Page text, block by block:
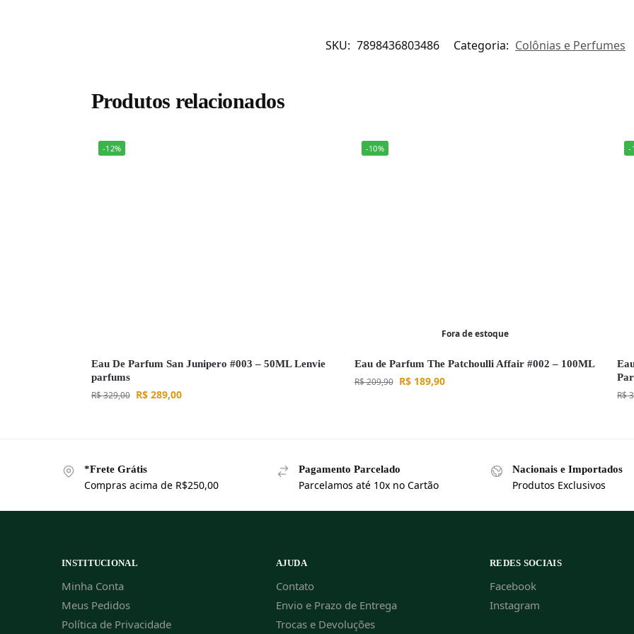
SKU: 7898436803486 Categoria: Colônias e Perfumes
Produtos relacionados
-12%
Eau De Parfum San Junipero #003 – 50ML Lenvie
parfums
R$329,00 R$289,00
-10%
Fora de estoque
Eau de Parfum The Patchoulli Affair #002 – 100ML
R$209,90 R$189,90
-
R$
*Frete Grátis
Compras acima de R$250,00
Pagamento Parcelado
Parcelamos até 10x no Cartão
Nacionais e Importados
Produtos Exclusivos
INSTITUCIONAL
Minha Conta
Meus Pedidos
Política de Privacidade
AJUDA
Contato
Envio e Prazo de Entrega
Trocas e Devoluções
REDES SOCIAIS
Facebook
Instagram